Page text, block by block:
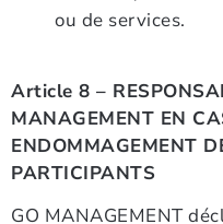
ou de services.
Article 8 –
MANAGEMENT EN
ENDOMMAGEMENT
PARTICIPANTS
GO MANAGEMENT